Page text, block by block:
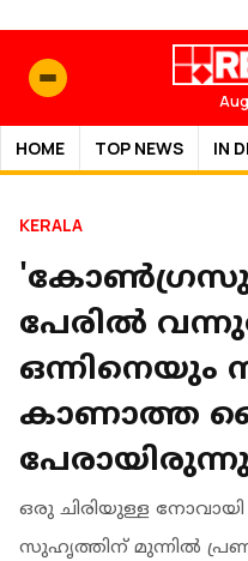
HOME TOP NEWS IN
KERALA
പേരിൽ
ഒന്നിനെയും
കാണാത്ത
ഒരു ചിരിയുള്ള
സുഹൃത്തിന് മുന്നില്‍